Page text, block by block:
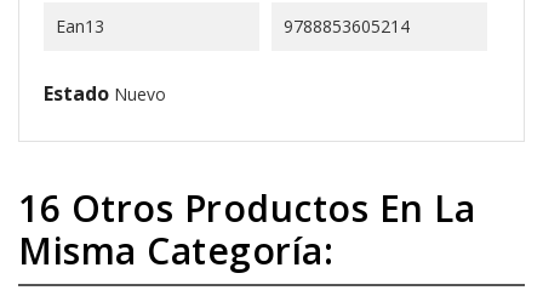
Ean13 9788853605214
Estado Nuevo
16 Otros Productos En La
Misma Categoría: